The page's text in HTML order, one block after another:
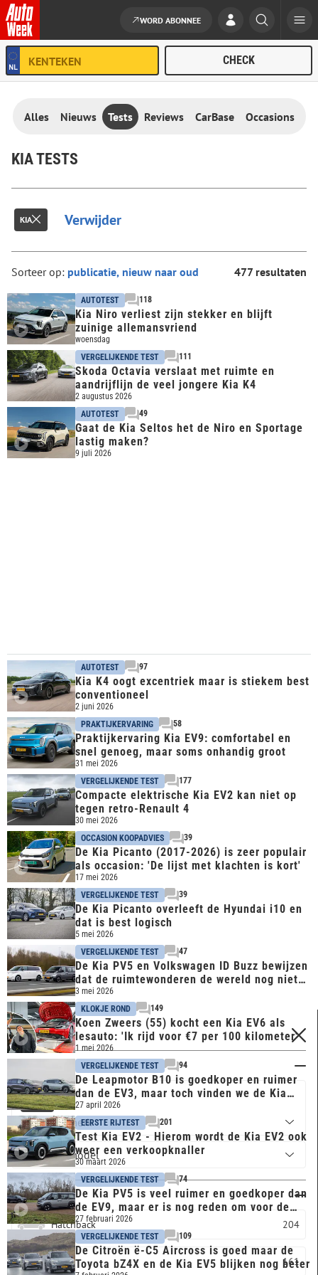
Ga naar de inhoud
WORD ABONNEE
Alles Nieuws Tests Reviews CarBase Occasions
FILTERS
KIA
Carrosserie
Hatchback 204
SUV 161
KIA TESTS
KIA Verwijder
Sorteer op: 477 resultaten
AUTOTEST 118
Kia Niro verliest zijn stekker en blijft
zuinige allemansvriend
woensdag
VERGELIJKENDE TEST
111
Skoda Octavia verslaat met ruimte en
aandrijflijn de veel jongere Kia K4
2 augustus 2026
AUTOTEST
49
Gaat de Kia Seltos het de Niro en Sportage
lastig maken?
9 juli 2026
AUTOTEST 97
Kia K4 oogt excentriek maar is stiekem best
conventioneel
2 juni 2026
PRAKTIJKERVARING
58
Praktijkervaring Kia EV9: comfortabel en
snel genoeg, maar soms onhandig groot
31 mei 2026
VERGELIJKENDE TEST
177
Compacte elektrische Kia EV2 kan niet op
tegen retro-Renault 4
30 mei 2026
OCCASION KOOPADVIES
39
De Kia Picanto (2017-2026) is zeer populair
als occasion: 'De lijst met klachten is kort'
17 mei 2026
VERGELIJKENDE TEST
39
De Kia Picanto overleeft de Hyundai i10 en
dat is best logisch
5 mei 2026
VERGELIJKENDE TEST
47
De Kia PV5 en Volkswagen ID Buzz bewijzen
dat de ruimtewonderen de wereld nog niet
uit zijn
3 mei 2026
KLOKJE ROND
149
Koen Zweers (55) kocht een Kia EV6 als
lesauto: 'Ik rijd voor €7 per 100 kilometer'
1 mei 2026
VERGELIJKENDE TEST
94
De Leapmotor B10 is goedkoper en ruimer
dan de EV3, maar toch vinden we de Kia
beter
27 april 2026
EERSTE RIJTEST
201
Test Kia EV2 - Hierom wordt de Kia EV2 ook
weer een verkoopknaller
30 maart 2026
VERGELIJKENDE TEST
74
De Kia PV5 is veel ruimer en goedkoper dan
de EV9, maar er is nog reden om voor de
SUV te kiezen
27 februari 2026
VERGELIJKENDE TEST
109
De Citroën ë-C5 Aircross is goed maar de
Toyota bZ4X en de Kia EV5 blijken nog beter